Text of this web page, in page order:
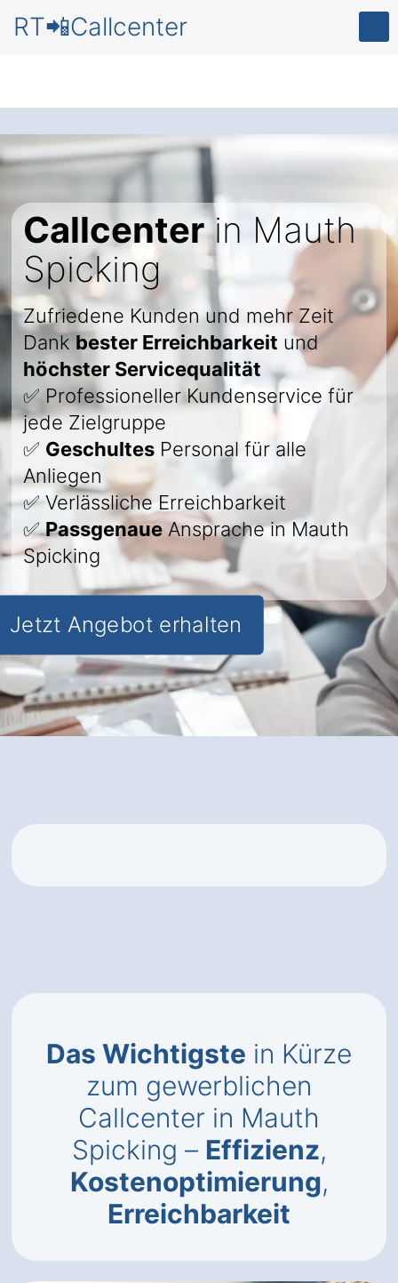
RT📲Callcenter
Callcenterin Mauth
Spicking
Zufriedene Kunden und mehr Zeit
Dank bester Erreichbarkeit und
höchster Servicequalität
✅ Professioneller Kundenservice für
jede Zielgruppe
✅ Geschultes Personal für alle
Anliegen
✅ Verlässliche Erreichbarkeit
✅PassgenaueAnsprache in Mauth
Spicking
Jetzt Angebot erhalten
Das Wichtigste in Kürze
zum gewerblichen
Callcenter in Mauth
Spicking – Effizienz,
Kostenoptimierung,
Erreichbarkeit